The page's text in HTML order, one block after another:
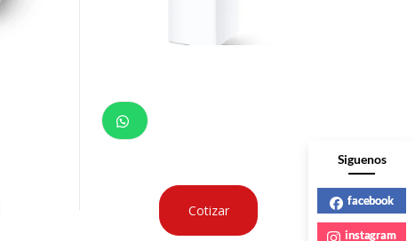
Cotizar
Siguenos
facebook
instagram